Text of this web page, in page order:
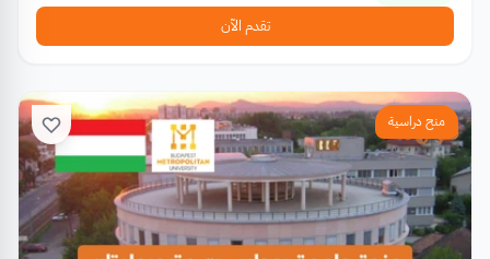
تقدم الآن
منح دراسية